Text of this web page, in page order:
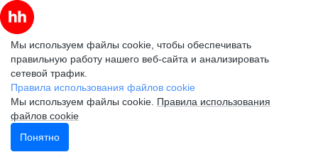
Мы используем файлы cookie, чтобы обеспечивать
правильную работу нашего веб-сайта и анализировать
сетевой трафик.
Правила использования файлов cookie
Мы используем файлы cookie. Правила использования
файлов cookie
Понятно